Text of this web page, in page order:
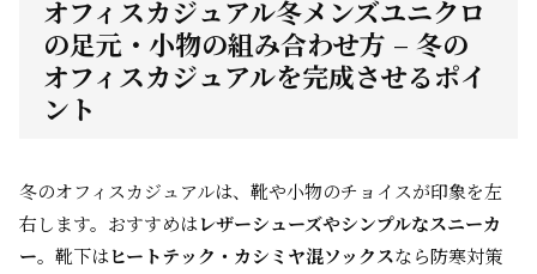
オフィスカジュアル冬メンズユニクロ
の足元・小物の組み合わせ方 – 冬の
オフィスカジュアルを完成させるポイ
ント
冬のオフィスカジュアルは、靴や小物のチョイスが印象を左
右します。おすすめはレザーシューズやシンプルなスニーカ
ー。靴下はヒートテック・カシミヤ混ソックスなら防寒対策